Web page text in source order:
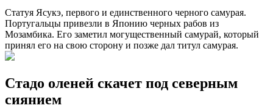
Статуя Ясукэ, первого и единственного черного самурая.
Португальцы привезли в Японию черных рабов из
Мозамбика. Его заметил могущественный самурай, который
принял его на свою сторону и позже дал титул самурая.
Стадо оленей скачет под северным
сиянием